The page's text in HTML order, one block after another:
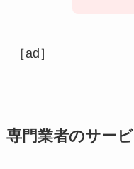
［ad］
専門業者のサー